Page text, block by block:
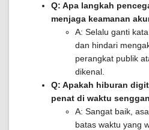
Q: Apa langkah
menjaga keamanan
A: Selalu ganti
dan hindari
perangkat publik
dikenal.
Q: Apakah hiburan
penat di waktu
A: Sangat baik,
batas waktu yang